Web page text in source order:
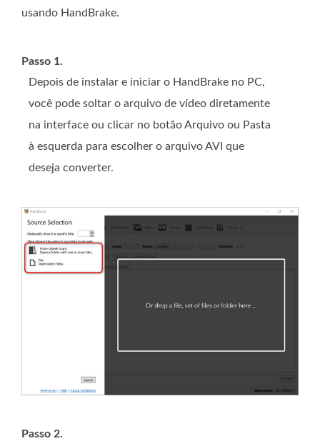
usando HandBrake.
Passo 1.
Depois de instalar e iniciar o HandBrake no PC,
você pode soltar o arquivo de vídeo diretamente
na interface ou clicar no botão Arquivo ou Pasta
à esquerda para escolher o arquivo AVI que
deseja converter.
Passo 2.